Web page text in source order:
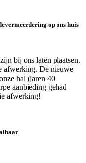
op ons huis
bij ons laten plaatsen.
afwerking. De nieuwe
hal (jaren 40
aanbieding gehad
afwerking!